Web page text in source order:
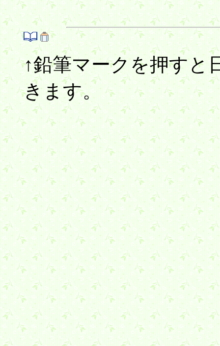
↑鉛筆マークを押すと
きます。